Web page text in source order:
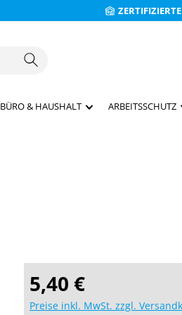
BÜRO & HAUSHALT ARBEITSSCHUTZ
Regulärer Preis:
5,40 €
Preise inkl. MwSt. zzgl.